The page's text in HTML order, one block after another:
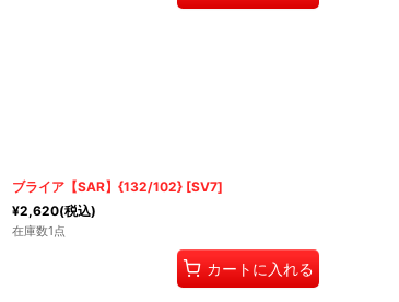
ブライア【SAR】{132/102} [SV7]
¥2,620(税込)
在庫数1点
カートに入れる